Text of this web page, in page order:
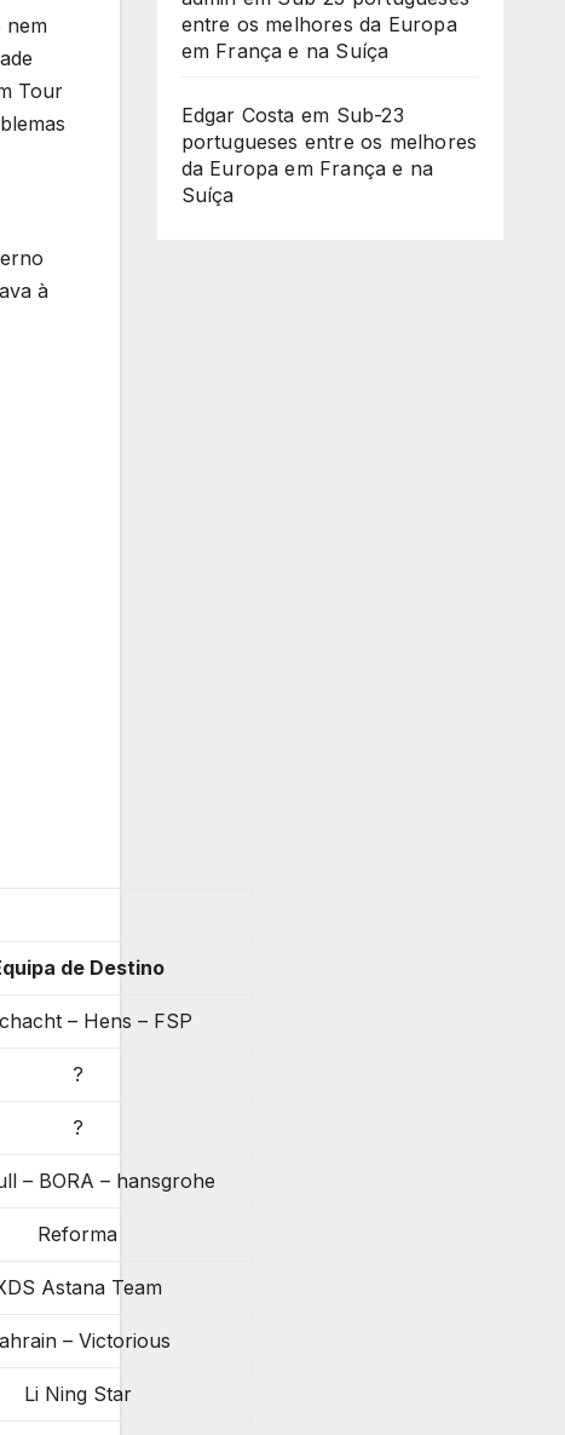
nem
Tour
à
de Destino
– Hens – FSP
?
?
– BORA – hansgrohe
Reforma
Astana Team
– Victorious
Li Ning Star
entre os melhores da Europa
em França e na Suíça
Edgar Costa em Sub-23
portugueses entre os melhores
da Europa em França e na
Suíça